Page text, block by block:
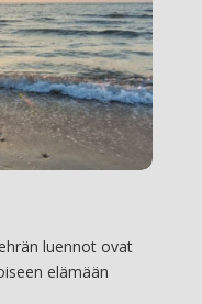
luennot ovat
elämään